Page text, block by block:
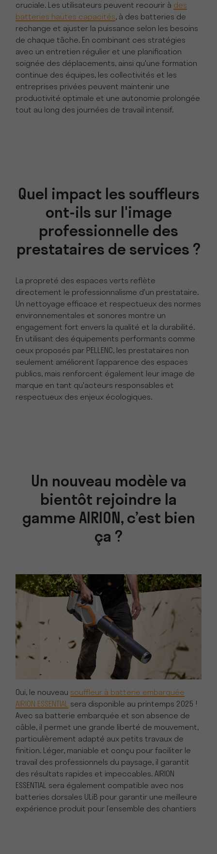
cruciale. Les utilisateurs peuvent recourir à des
batteries hautes capacités, à des batteries de
rechange et ajuster la puissance selon les besoins
de chaque tâche. En combinant ces stratégies
avec un entretien régulier et une planification
soignée des déplacements, ainsi qu'une formation
continue des équipes, les collectivités et les
entreprises privées peuvent maintenir une
productivité optimale et une autonomie prolongée
tout au long des journées de travail intensif.
Quel impact les souffleurs
ont-ils sur l'image
professionnelle des
prestataires de services ?
La propreté des espaces verts reflète
directement le professionnalisme d'un prestataire.
Un nettoyage efficace et respectueux des normes
environnementales et sonores montre un
engagement fort envers la qualité et la durabilité.
En utilisant des équipements performants comme
ceux proposés par PELLENC, les prestataires non
seulement améliorent l’apparence des espaces
publics, mais renforcent également leur image de
marque en tant qu'acteurs responsables et
respectueux des enjeux écologiques.
Un nouveau modèle va
bientôt rejoindre la
gamme AIRION, c’est bien
ça ?
Oui, le nouveau souffleur à batterie embarquée
AIRION ESSENTIAL sera disponible au printemps 2025 !
Avec sa batterie embarquée et son absence de
câble, il permet une grande liberté de mouvement,
particulièrement adapté aux petits travaux de
finition. Léger, maniable et conçu pour faciliter le
travail des professionnels du paysage, il garantit
des résultats rapides et impeccables. AIRION
ESSENTIAL sera également compatible avec nos
batteries dorsales ULiB pour garantir une meilleure
expérience produit pour l’ensemble des chantiers